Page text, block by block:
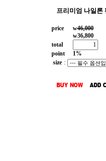
프리미엄 나일
price w46,000
w36,800
total
point
1%
size :